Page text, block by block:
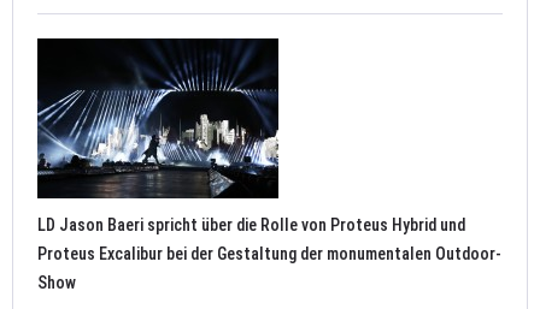
LD Jason Baeri spricht über die Rolle von Proteus Hybrid und
Proteus Excalibur bei der Gestaltung der monumentalen Outdoor-
Show